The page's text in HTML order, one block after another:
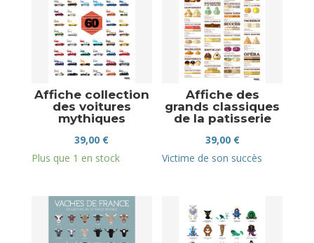
Affiche collection
des voitures
mythiques
39,00 €
Plus que 1 en stock
Affiche des
grands classiques
de la patisserie
39,00 €
Victime de son succès